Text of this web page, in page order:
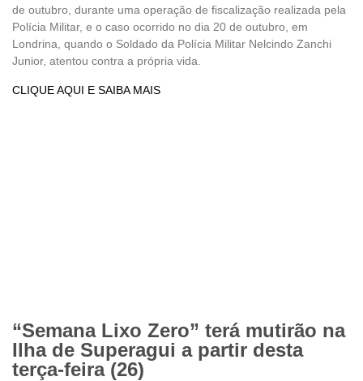
de outubro, durante uma operação de fiscalização realizada pela
Polícia Militar, e o caso ocorrido no dia 20 de outubro, em
Londrina, quando o Soldado da Polícia Militar Nelcindo Zanchi
Junior, atentou contra a própria vida.
CLIQUE AQUI E SAIBA MAIS
“Semana Lixo Zero” terá mutirão na
Ilha de Superagui a partir desta
terça-feira (26)